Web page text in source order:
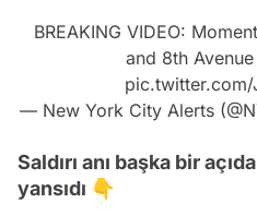
BREAKING VIDEO:
and 8th
— New York City Alerts
Saldırı anı başka bir
yansıdı 👇